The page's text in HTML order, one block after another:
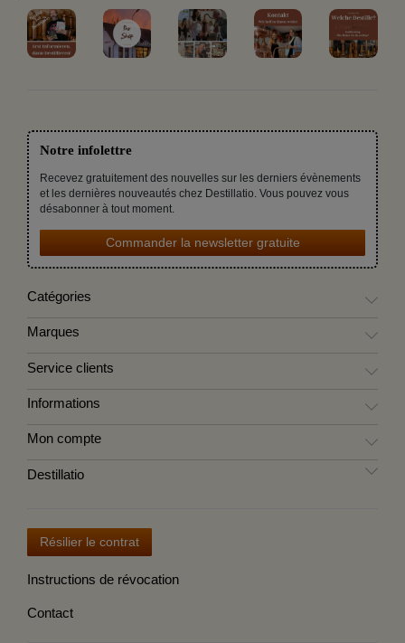
Notre infolettre
Recevez gratuitement des nouvelles sur les derniers évènements
et les dernières nouveautés chez Destillatio. Vous pouvez vous
désabonner à tout moment.
Commander la newsletter gratuite
Catégories
Marques
Service clients
Informations
Mon compte
Destillatio
Résilier le contrat
Instructions de révocation
Contact